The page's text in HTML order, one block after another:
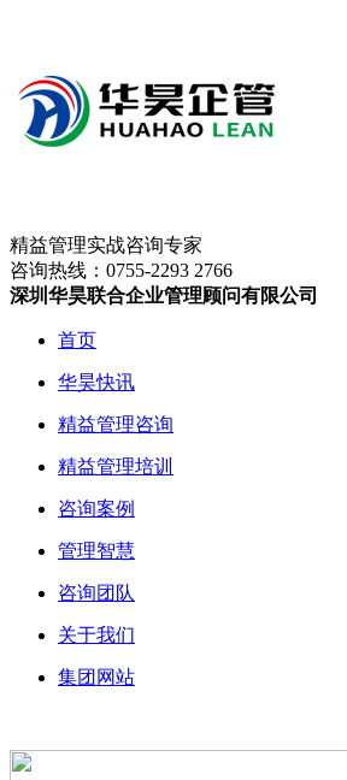
精益管理实战咨询专家
咨询热线： 0755-2293 2766
深圳华昊联合企业管理顾问有限公司
首页
华昊快讯
精益管理咨询
精益管理培训
咨询案例
管理智慧
咨询团队
关于我们
集团网站